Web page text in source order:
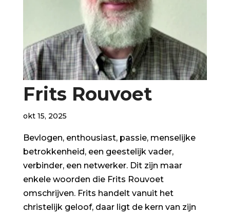
Frits Rouvoet
okt 15, 2025
Bevlogen, enthousiast, passie, menselijke
betrokkenheid, een geestelijk vader,
verbinder, een netwerker. Dit zijn maar
enkele woorden die Frits Rouvoet
omschrijven. Frits handelt vanuit het
christelijk geloof, daar ligt de kern van zijn